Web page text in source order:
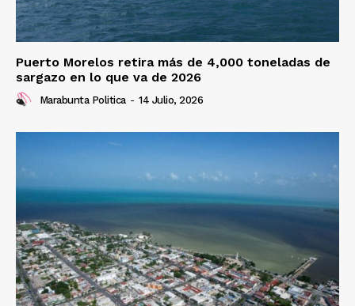
Puerto Morelos retira más de 4,000 toneladas de
sargazo en lo que va de 2026
Marabunta Politica - 14 Julio, 2026